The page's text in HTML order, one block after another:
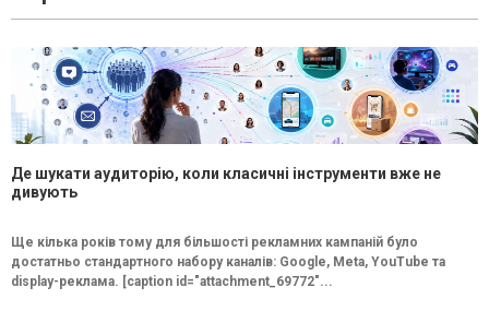
Де шукати аудиторію, коли класичні інструменти вже не
дивують
Ще кілька років тому для більшості рекламних кампаній було
достатньо стандартного набору каналів: Google, Meta, YouTube та
display-реклама. [caption id="attachment_69772"...